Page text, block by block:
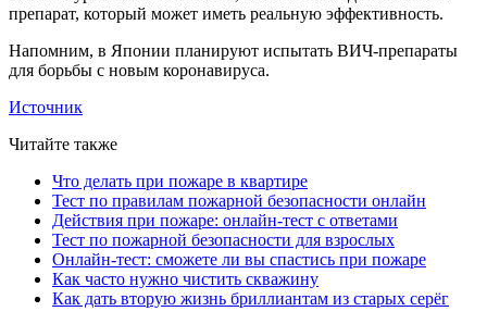
препарат, который может иметь реальную эффективность.
Напомним, в Японии планируют испытать ВИЧ-препараты
для борьбы с новым коронавируса.
Источник
Читайте также
Что делать при пожаре в квартире
Тест по правилам пожарной безопасности онлайн
Действия при пожаре: онлайн-тест с ответами
Тест по пожарной безопасности для взрослых
Онлайн-тест: сможете ли вы спастись при пожаре
Как часто нужно чистить скважину
Как дать вторую жизнь бриллиантам из старых серёг